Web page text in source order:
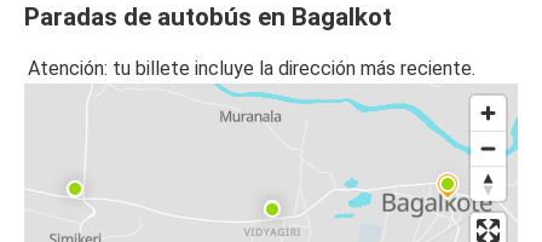
Paradas de autobús en Bagalkot
Atención: tu billete incluye la dirección más reciente.